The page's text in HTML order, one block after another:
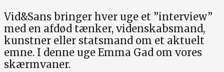
Vid&Sans bringer hver uge et ”interview”
med en afdød tænker, videnskabsmand,
kunstner eller statsmand om et aktuelt
emne. I denne uge Emma Gad om vores
skærmvaner.